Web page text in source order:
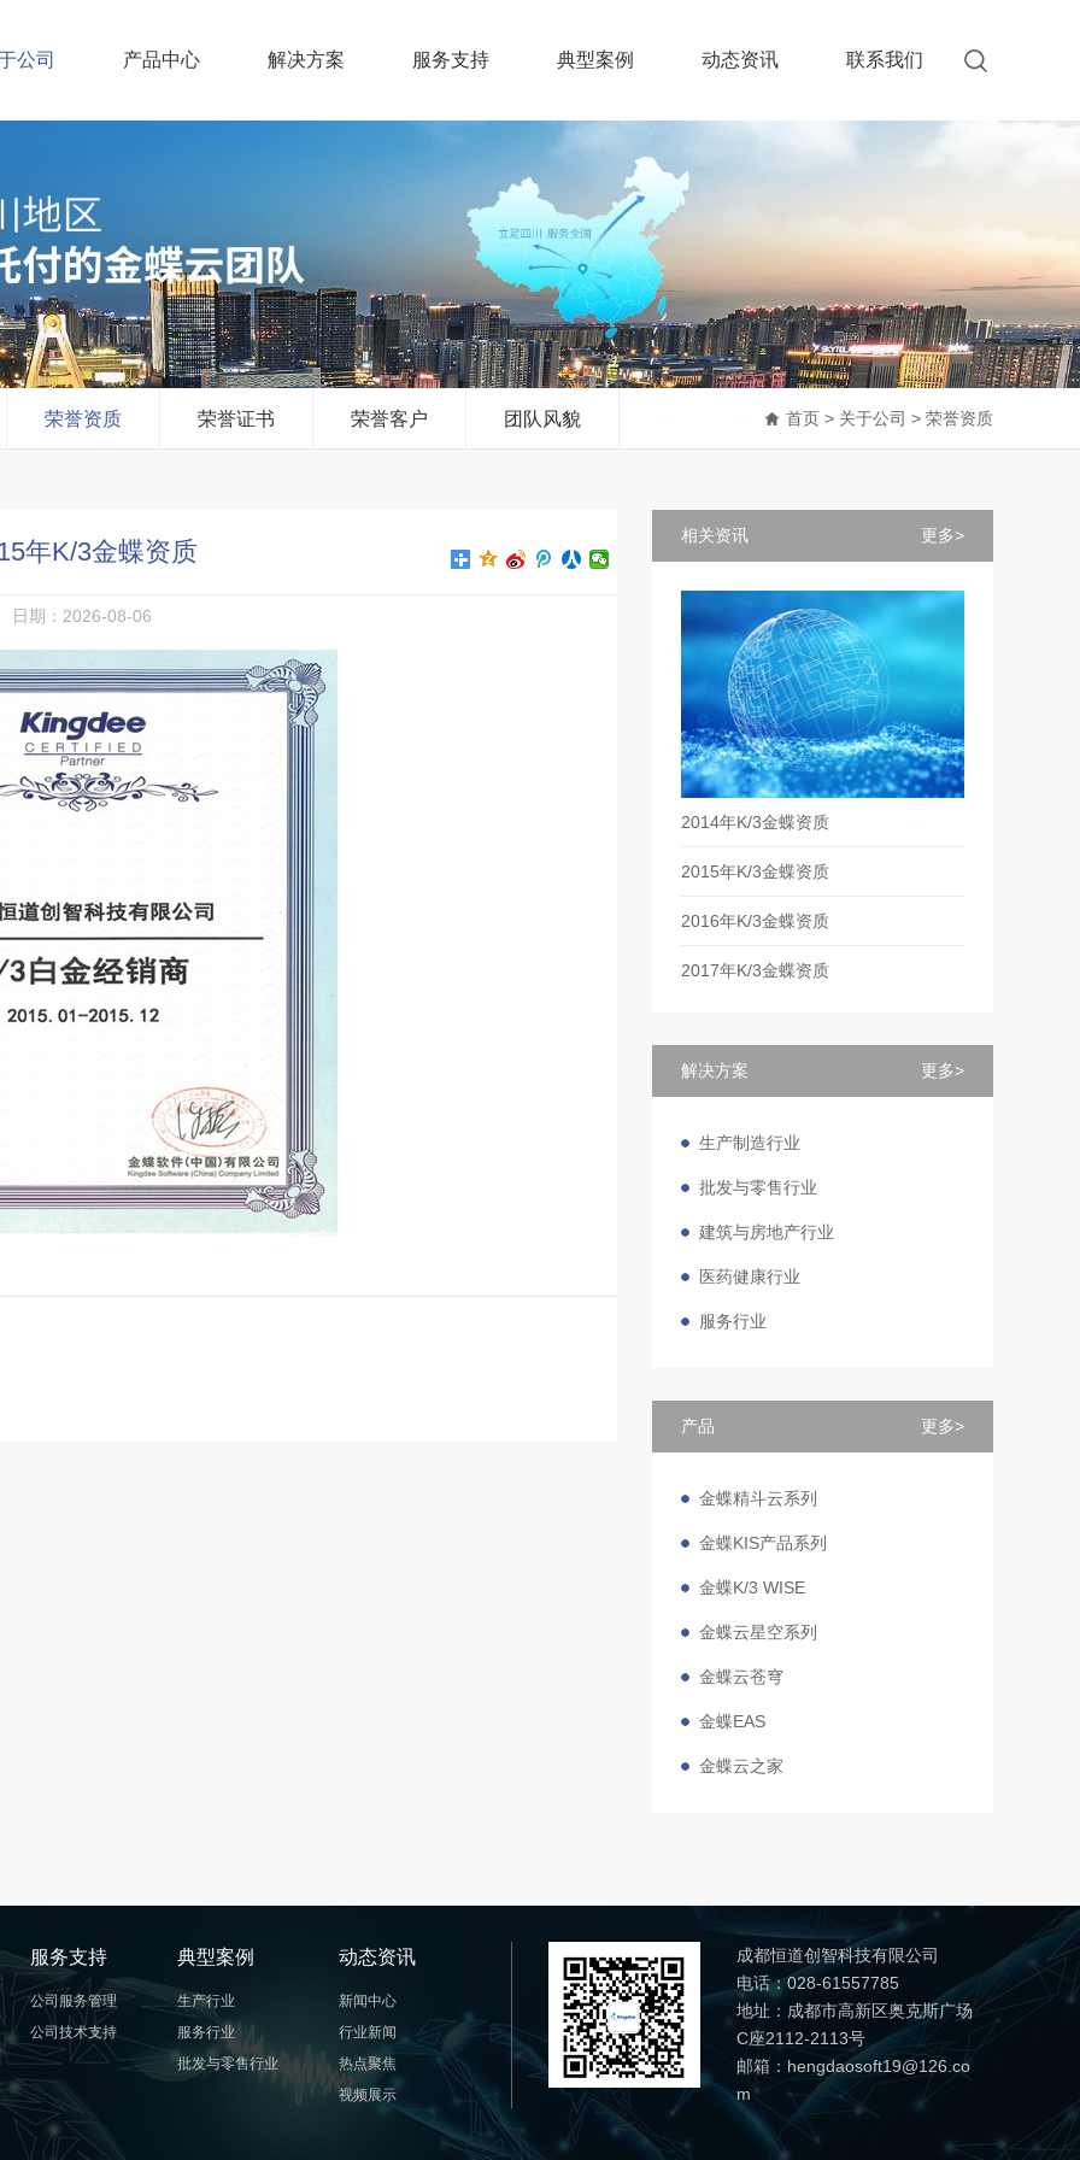
公司 产品中心 解决方案 服务支持 典型案例 动态资讯 联系我们
荣誉资质 荣誉证书 荣誉客户 团队风貌 首页 > 关于公司 > 荣誉资质
年K/3金蝶资质
日期：2026-08-06
相关资讯 更多>
2014年K/3金蝶资质
2015年K/3金蝶资质
2016年K/3金蝶资质
2017年K/3金蝶资质
解决方案 更多>
生产制造行业
批发与零售行业
建筑与房地产行业
医药健康行业
服务行业
产品 更多>
金蝶精斗云系列
金蝶KIS产品系列
金蝶K/3 WISE
金蝶云星空系列
金蝶云苍穹
金蝶EAS
金蝶云之家
服务支持
公司服务管理
公司技术支持
典型案例
生产行业
服务行业
批发与零售行业
动态资讯
新闻中心
行业新闻
热点聚焦
视频展示
成都恒道创智科技有限公司
电话：028-61557785
地址：成都市高新区奥克斯广场
C座2112-2113号
邮箱：hengdaosoft19@126.co
m